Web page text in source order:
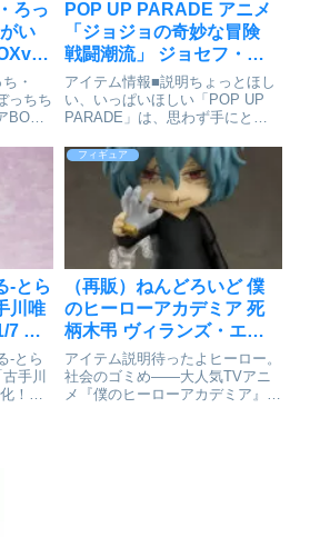
ろっ
い
ドク
売
・
っちち
に限
ト出
ぼ
POP UP PARADE アニメ
「ジョジョの奇妙な冒険
戦闘潮流」 ジョセフ・ジ
ョースター 完成品フィギ
ュア[グッドスマイルカン
パニー]が予約受付中
アイテム情報■説明ちょっとほし
い、いっぱいほしい「POP UP
PARADE」は、思わず手にとっ
18cmの飾りやすいサイズ、スピ
ーディにお届けなど、フィギュア
ファンにやさしいカタチを追求し
たフィギュアシリーズで...
-とら
川唯
7 完
発売
-とら
手川
！普
なセー
フィギュア
（再販）ねんどろいど 僕
のヒーローアカデミア 死
柄木弔 ヴィランズ・エデ
ィションが予約受付開始
アイテム説明待ったよヒーロー。
社会のゴミめ――大人気TVアニ
メ『僕のヒーローアカデミア』よ